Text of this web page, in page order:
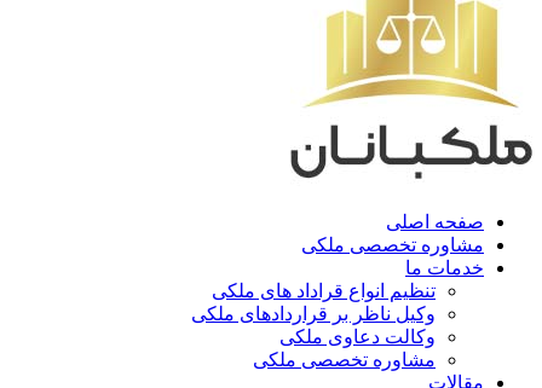
صفحه اصلی
مشاوره تخصصی ملکی
خدمات ما
تنظیم انواع قراداد های ملکی
وکیل ناظر بر قراردادهای ملکی
وکالت دعاوی ملکی
مشاوره تخصصی ملکی
مقالات